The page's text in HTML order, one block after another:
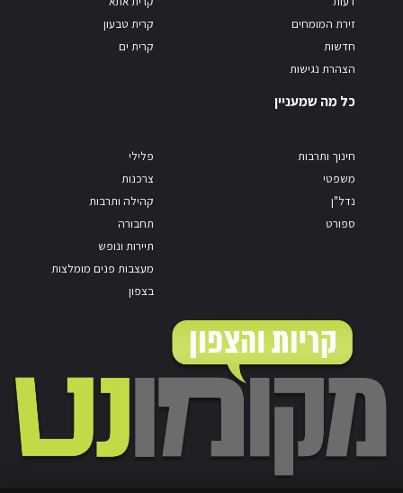
זירת המומחים
חדשות
הצהרת נגישות
קרית טבעון
קרית ים
כל מה שמעניין
חינוך ותרבות
משפטי
נדל"ן
ספורט
פלילי
צרכנות
קהילה ותרבות
תחבורה
תיירות ונופש
מעצבות פנים מומלצות
בצפון